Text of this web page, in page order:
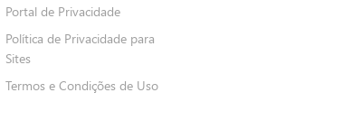
Portal de Privacidade
Política de Privacidade para
Sites
Termos e Condições de Uso